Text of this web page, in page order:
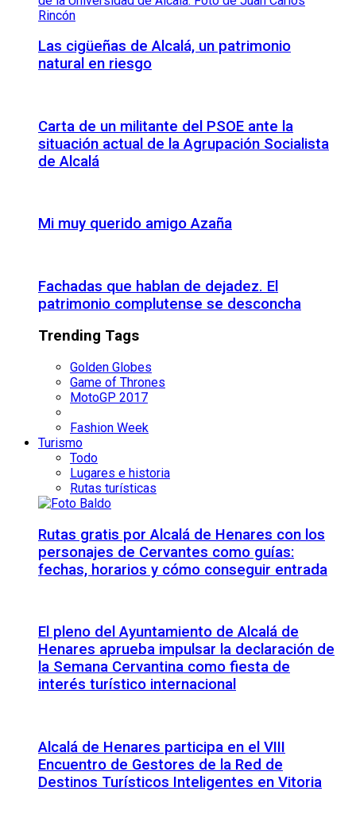
Las cigüeñas de Alcalá, un patrimonio
natural en riesgo
Carta de un militante del PSOE ante la
situación actual de la Agrupación Socialista
de Alcalá
Mi muy querido amigo Azaña
Fachadas que hablan de dejadez. El
patrimonio complutense se desconcha
Trending Tags
Golden Globes
Game of Thrones
MotoGP 2017
Fashion Week
Turismo
Todo
Lugares e historia
Rutas turísticas
Rutas gratis por Alcalá de Henares con los
personajes de Cervantes como guías:
fechas, horarios y cómo conseguir entrada
El pleno del Ayuntamiento de Alcalá de
Henares aprueba impulsar la declaración de
la Semana Cervantina como fiesta de
interés turístico internacional
Alcalá de Henares participa en el VIII
Encuentro de Gestores de la Red de
Destinos Turísticos Inteligentes en Vitoria